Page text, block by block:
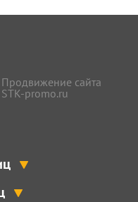
Продвижение сайта
STK-promo.ru